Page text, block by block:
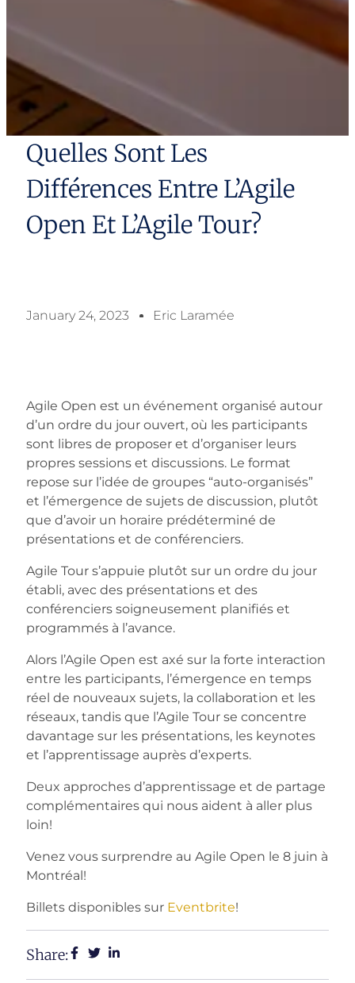
Quelles Sont Les
Différences Entre L’Agile
Open Et L’Agile Tour?
January 24, 2023 Eric Laramée
Agile Open est un événement organisé autour
d’un ordre du jour ouvert, où les participants
sont libres de proposer et d’organiser leurs
propres sessions et discussions. Le format
repose sur l’idée de groupes “auto-organisés”
et l’émergence de sujets de discussion, plutôt
que d’avoir un horaire prédéterminé de
présentations et de conférenciers.
Agile Tour s’appuie plutôt sur un ordre du jour
établi, avec des présentations et des
conférenciers soigneusement planifiés et
programmés à l’avance.
Alors l’Agile Open est axé sur la forte interaction
entre les participants, l’émergence en temps
réel de nouveaux sujets, la collaboration et les
réseaux, tandis que l’Agile Tour se concentre
davantage sur les présentations, les keynotes
et l’apprentissage auprès d’experts.
Deux approches d’apprentissage et de partage
complémentaires qui nous aident à aller plus
loin!
Venez vous surprendre au Agile Open le 8 juin à
Montréal!
Billets disponibles sur Eventbrite!
Share: